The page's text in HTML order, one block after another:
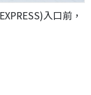
入口前，